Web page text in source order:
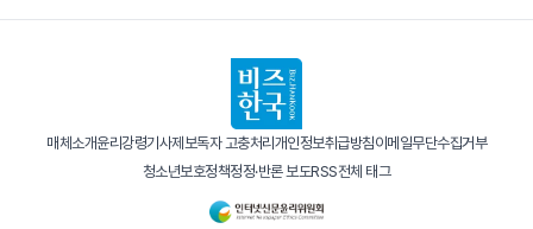
매체소개윤리강령기사제보독자 고충처리 개인정보취급방침이메일무단수집거부
청소년보호정책정정·반론 보도RSS전체 태그